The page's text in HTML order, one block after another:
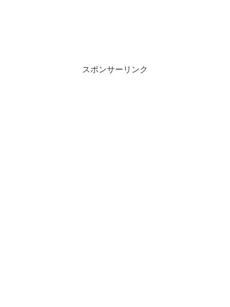
スポンサーリンク